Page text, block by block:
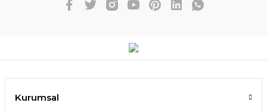
Kurumsal